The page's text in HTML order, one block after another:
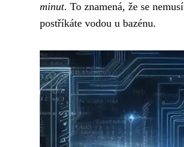
minut. To znamená, že se
postříkáte vodou u bazénu.